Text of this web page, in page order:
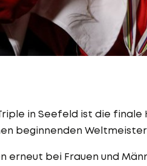
in Seefeld ist die
beginnenden
erneut bei Frauen und